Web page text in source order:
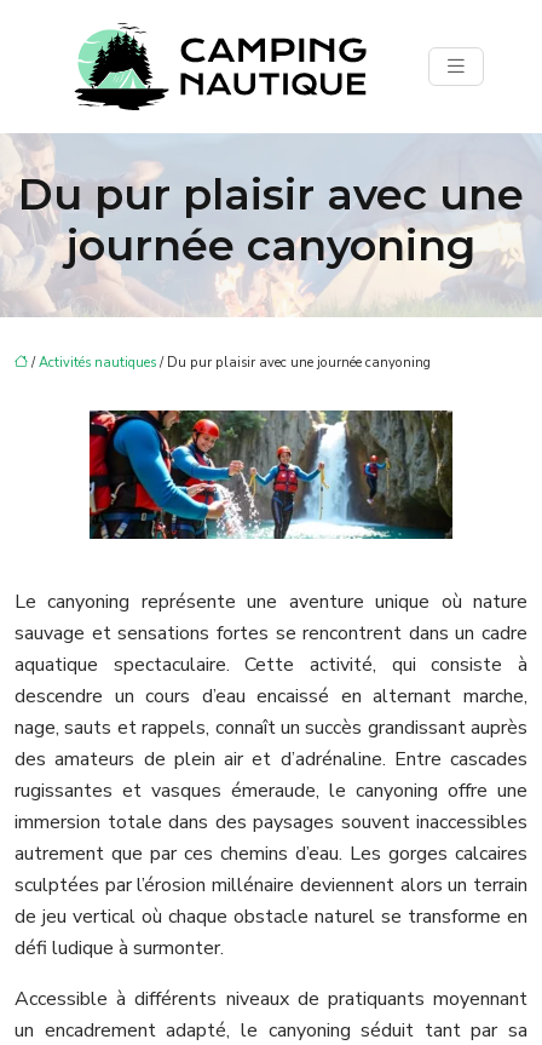
Du pur plaisir avec une
journée canyoning
/Activités nautiques / Du pur plaisir avec une journée canyoning
Le canyoning représente une aventure unique où nature
sauvage et sensations fortes se rencontrent dans un cadre
aquatique spectaculaire. Cette activité, qui consiste à
descendre un cours d’eau encaissé en alternant marche,
nage, sauts et rappels, connaît un succès grandissant auprès
des amateurs de plein air et d’adrénaline. Entre cascades
rugissantes et vasques émeraude, le canyoning offre une
immersion totale dans des paysages souvent inaccessibles
autrement que par ces chemins d’eau. Les gorges calcaires
sculptées par l’érosion millénaire deviennent alors un terrain
de jeu vertical où chaque obstacle naturel se transforme en
défi ludique à surmonter.
Accessible à différents niveaux de pratiquants moyennant
un encadrement adapté, le canyoning séduit tant par sa